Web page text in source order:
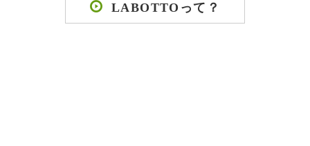
LABOTTOって？